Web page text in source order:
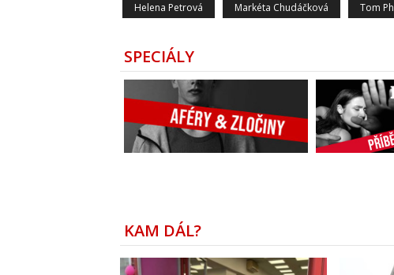
Helena Petrová Markéta Chudáčková Tom
SPECIÁLY
KAM DÁL?